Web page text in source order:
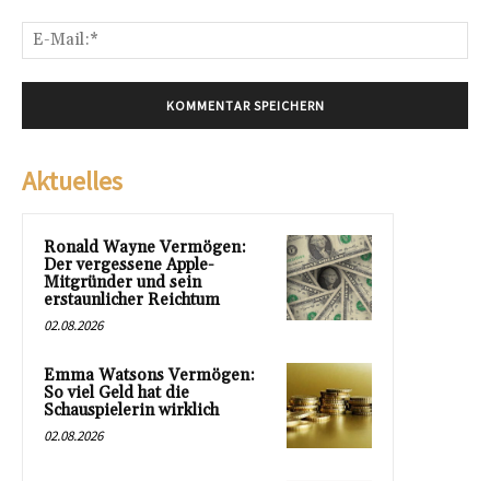
Aktuelles
Ronald Wayne Vermögen:
Der vergessene Apple-
Mitgründer und sein
erstaunlicher Reichtum
02.08.2026
Emma Watsons Vermögen:
So viel Geld hat die
Schauspielerin wirklich
02.08.2026